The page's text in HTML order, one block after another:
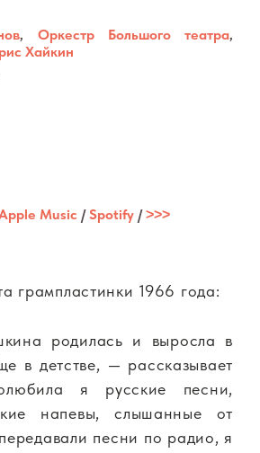
, Оркестр Большого театра,
Хайкин
Music /Spotify /˃˃˃
грампластинки 1966 года:
родилась и выросла в
в детстве, — рассказывает
я русские песни,
напевы, слышанные от
песни по радио, я